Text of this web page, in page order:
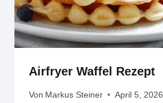
Airfryer Waffel Rezept
Von Markus Steiner April 5, 2026